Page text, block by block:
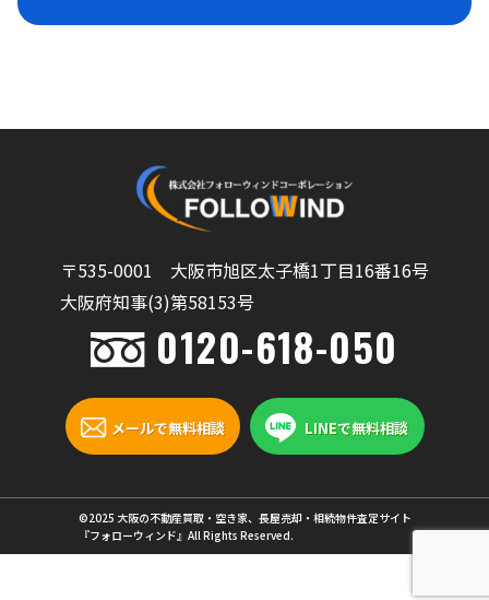
〒535-0001 大阪市旭区太子橋1丁目16番16号
大阪府知事(3)第58153号
0120-618-050
メールで無料相談 LINEで無料相談
©2025 大阪の不動産買取・空き家、長屋売却・相続物件査定サイト
『フォローウィンド』All Rights Reserved.